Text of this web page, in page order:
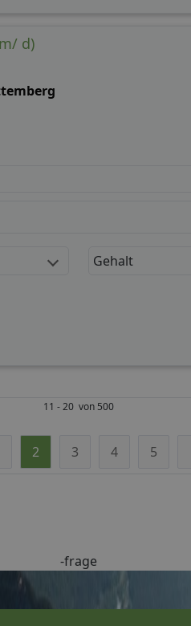
d)
Gehalt
11 - 20 von 500
2 3 4 5
-frage